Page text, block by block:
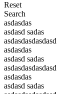
Reset
Search
asdasdas
asdasd sadas
asdasdasdasdasd
asdasdas
asdasd sadas
asdasdasdasdasd
asdasdas
asdasd sadas